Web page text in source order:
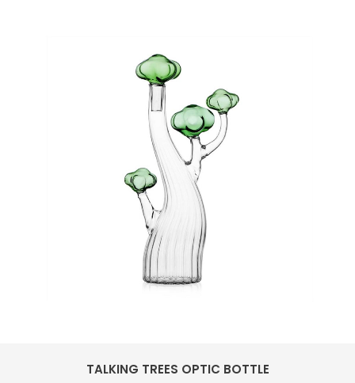
TALKING TREES OPTIC BOTTLE